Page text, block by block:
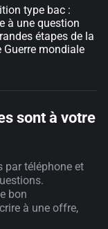
type bac :
à une question
étapes de la
Guerre mondiale
sont à votre
par téléphone et
bon
à une offre,